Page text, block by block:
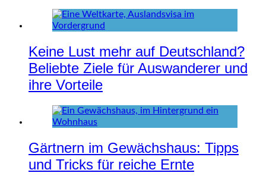
Keine Lust mehr auf Deutschland?
Beliebte Ziele für Auswanderer und
ihre Vorteile
Gärtnern im Gewächshaus: Tipps
und Tricks für reiche Ernte